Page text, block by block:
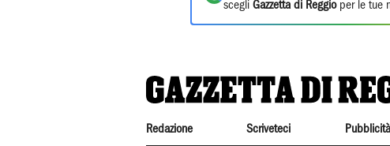
scegli Gazzetta di Reggioper le tue
Redazione Scriveteci Pubblicità